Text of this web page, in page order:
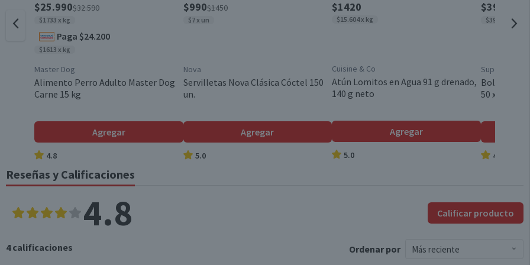
Contenido
Beneficios
Refuerza la protección del tracto urinario - Ayuda a reducir
el cúmulo de sarro - Piel y pelo saludables
Bolsa
Sabor
Variedad
Garantía Mínima Legal Válida hasta su fecha de caducidad
$25.990$32.590
$1733 x kg
Paga $24.200
$1613 x kg
Master Dog
Alimento Perro Adulto Master Dog
Carne 15 kg
Agregar
4.8
$990$1450
$7 x un
Nova
Servilletas Nova Clásica Cóctel 150
un.
Agregar
5.0
$1420
$15.604 x kg
Cuisine & Co
Atún Lomitos en Agua 91 g drenado,
140 g neto
Agregar
5.0
$390
$39 x un
Superior
Bolsa de
50 x 65 cm
4.9
Reseñas y Calificaciones
4.8 Calificar producto
4 calificaciones Ordenar por Más reciente